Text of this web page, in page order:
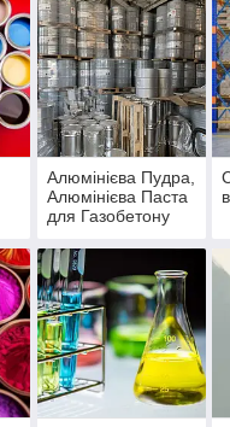
Алюмінієва Пудра,
Алюмінієва Паста
для Газобетону